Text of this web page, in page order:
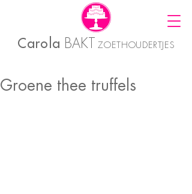
Carola BAKT ZOETHOUDERTJES
Groene thee truffels